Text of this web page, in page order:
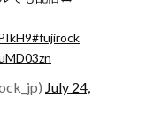
#fujirock
July 24,